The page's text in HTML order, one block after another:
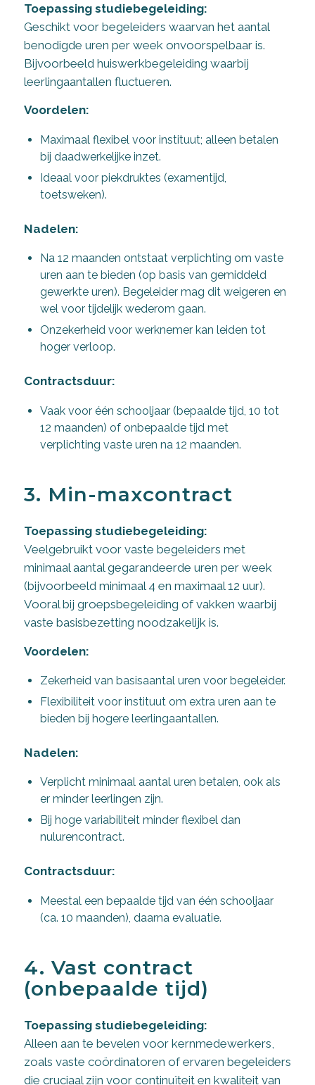
Toepassing studiebegeleiding:
Geschikt voor begeleiders waarvan het aantal
benodigde uren per week onvoorspelbaar is.
Bijvoorbeeld huiswerkbegeleiding waarbij
leerlingaantallen fluctueren.
Voordelen:
Maximaal flexibel voor instituut; alleen betalen
bij daadwerkelijke inzet.
Ideaal voor piekdruktes (examentijd,
toetsweken).
Nadelen:
Na 12 maanden ontstaat verplichting om vaste
uren aan te bieden (op basis van gemiddeld
gewerkte uren). Begeleider mag dit weigeren en
wel voor tijdelijk wederom gaan.
Onzekerheid voor werknemer kan leiden tot
hoger verloop.
Contractsduur:
Vaak voor één schooljaar (bepaalde tijd, 10 tot
12 maanden) of onbepaalde tijd met
verplichting vaste uren na 12 maanden.
3. Min-maxcontract
Toepassing studiebegeleiding:
Veelgebruikt voor vaste begeleiders met
minimaal aantal gegarandeerde uren per week
(bijvoorbeeld minimaal 4 en maximaal 12 uur).
Vooral bij groepsbegeleiding of vakken waarbij
vaste basisbezetting noodzakelijk is.
Voordelen:
Zekerheid van basisaantal uren voor begeleider.
Flexibiliteit voor instituut om extra uren aan te
bieden bij hogere leerlingaantallen.
Nadelen:
Verplicht minimaal aantal uren betalen, ook als
er minder leerlingen zijn.
Bij hoge variabiliteit minder flexibel dan
nulurencontract.
Contractsduur:
Meestal een bepaalde tijd van één schooljaar
(ca. 10 maanden), daarna evaluatie.
4. Vast contract
(onbepaalde tijd)
Toepassing studiebegeleiding:
Alleen aan te bevelen voor kernmedewerkers,
zoals vaste coördinatoren of ervaren begeleiders
die cruciaal zijn voor continuïteit en kwaliteit van